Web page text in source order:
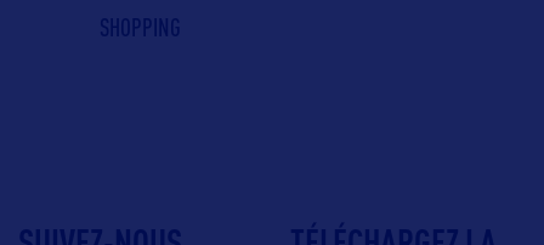
SHOPPING